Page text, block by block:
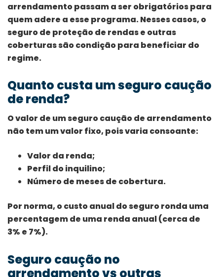
arrendamento passam a ser obrigatórios para
quem adere a esse programa. Nesses casos, o
seguro de proteção de rendas e outras
coberturas são condição para beneficiar do
regime.
Quanto custa um seguro caução
de renda?
O valor de um seguro caução de arrendamento
não tem um valor fixo, pois varia consoante:
Valor da renda;
Perfil do inquilino;
Número de meses de cobertura.
Por norma, o custo anual do seguro ronda uma
percentagem de uma renda anual (cerca de
3% e 7%).
Seguro caução no
arrendamento vs outras